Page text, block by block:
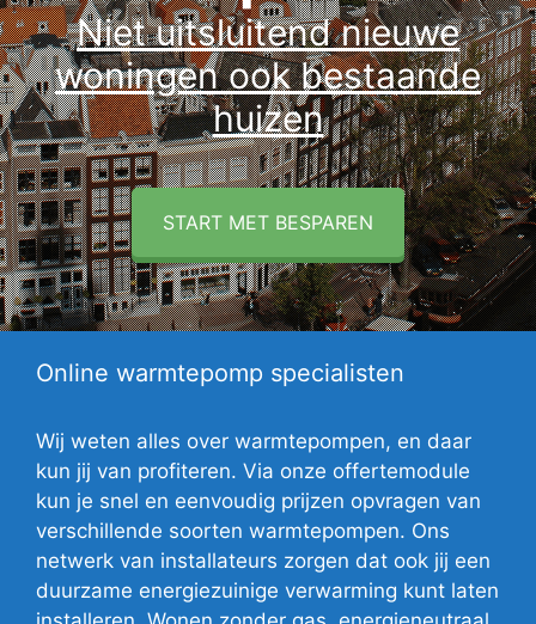
Niet uitsluitend nieuwe
woningen ook bestaande
huizen
START MET BESPAREN
Online warmtepomp specialisten
Wij weten alles over warmtepompen, en daar
kun jij van profiteren. Via onze offertemodule
kun je snel en eenvoudig prijzen opvragen van
verschillende soorten warmtepompen. Ons
netwerk van installateurs zorgen dat ook jij een
duurzame energiezuinige verwarming kunt laten